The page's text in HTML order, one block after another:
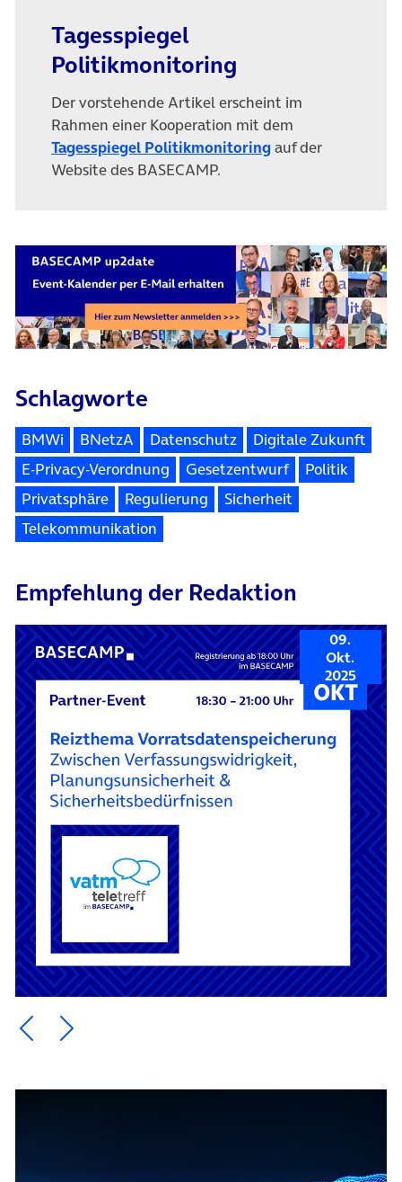
Tagesspiegel
Politikmonitoring
Der vorstehende Artikel erscheint im
Rahmen einer Kooperation mit dem
Tagesspiegel Politikmonitoring(öffnet in neuem
auf der
Website des BASECAMP.
Schlagworte
BMWi BNetzA Datenschutz
Digitale Zukunft
E-Privacy-Verordnung
Gesetzentwurf
Politik
Privatsphäre
Regulierung
Sicherheit
Telekommunikation
Empfehlung der Redaktion
09.
Okt.
2025
Ein Element zurück blättern
Ein Element weiter blättern